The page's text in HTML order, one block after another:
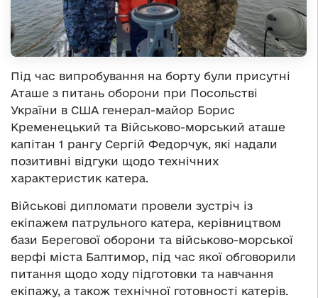
Під час випробування на борту були присутні
Аташе з питань оборони при Посольстві
України в США генерал-майор Борис
Кременецький та Військово-морський аташе
капітан 1 рангу Сергій Федорчук, які надали
позитивні відгуки щодо технічних
характеристик катера.
Військові дипломати провели зустріч із
екіпажем патрульного катера, керівництвом
бази Берегової оборони та військово-морської
верфі міста Балтимор, під час якої обговорили
питання щодо ходу підготовки та навчання
екіпажу, а також технічної готовності катерів.